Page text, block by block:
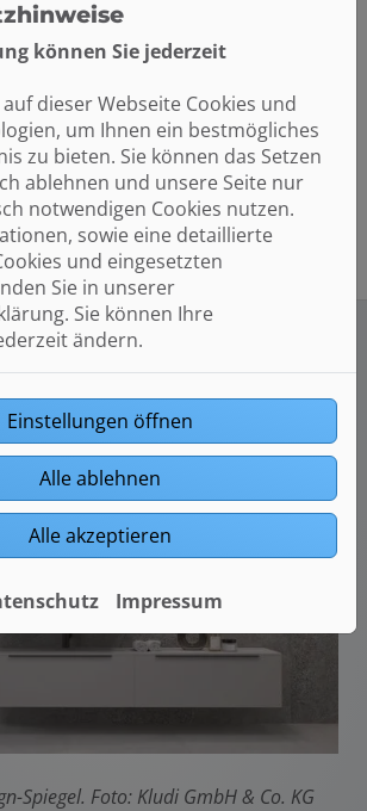
Spiegelserie ist die ideale Wahl für
ein stilvolles, funktionales und
legen. Mit ihrer
sie sich harmonisch jeder
und setzt gleichzeitig elegante
Spiegel. Foto: Kludi GmbH & Co. KG
können Sie jederzeit
dieser Webseite Cookies und
um Ihnen ein bestmögliches
zu bieten. Sie können das Setzen
ablehnen und unsere Seite nur
notwendigen Cookies nutzen.
sowie eine detaillierte
und eingesetzten
Sie in unserer
Sie können Ihre
ändern.
Einstellungen öffnen
Alle ablehnen
Alle akzeptieren
Impressum